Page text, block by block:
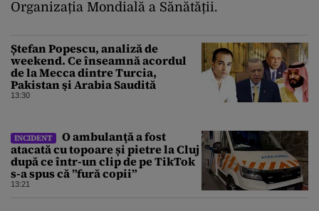
Organizația Mondială a Sănătății.
Ștefan Popescu, analiză de
weekend. Ce înseamnă acordul
de la Mecca dintre Turcia,
Pakistan şi Arabia Saudită
13:30
INCIDENT
O ambulanţă a fost
atacată cu topoare și pietre la Cluj
după ce într-un clip de pe TikTok
s-a spus că ”fură copii”
13:21